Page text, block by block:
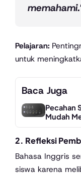
Pelajaran:
untuk
Baca Juga
Pecahan
Mudah
2. Refleksi
Bahasa Inggris
siswa karena